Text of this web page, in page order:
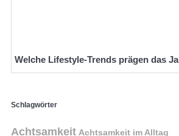
Welche Lifestyle-Trends prägen das
Schlagwörter
Achtsamkeit Achtsamkeit im Alltag